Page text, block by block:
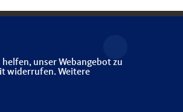
unser Webangebot zu
widerrufen. Weitere